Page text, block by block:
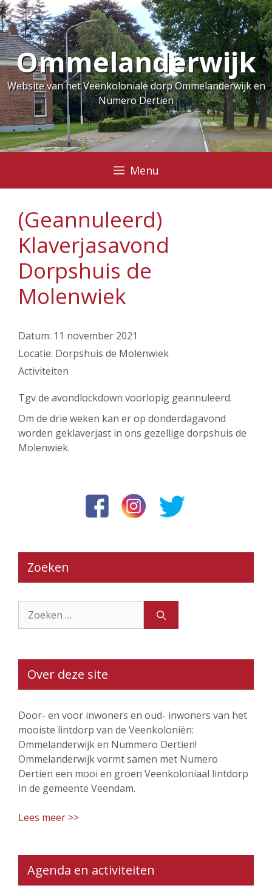
Ga
naar
de
inhoudOmmelanderwijk
Website van het Veenkoloniale dorp Ommelanderwijk en
Numero Dertien
Menu
(Geannuleerd)
Klaverjasavond
Dorpshuis de
Molenwiek
Datum: 11 november 2021
Locatie: Dorpshuis de Molenwiek
Activiteiten
Tgv de avondlockdown voorlopig geannuleerd.
Om de drie weken kan er op donderdagavond
worden geklaverjast in ons gezellige dorpshuis de
Molenwiek.
Zoeken
naar:
Over deze site
Door- en voor inwoners en oud- inwoners van het
mooiste lintdorp van de Veenkoloniën:
Ommelanderwijk en Nummero Dertien!
Ommelanderwijk vormt samen met Numero
Dertien een mooi en groen Veenkoloniaal lintdorp
in de gemeente Veendam.
Lees meer >>
Agenda en activiteiten